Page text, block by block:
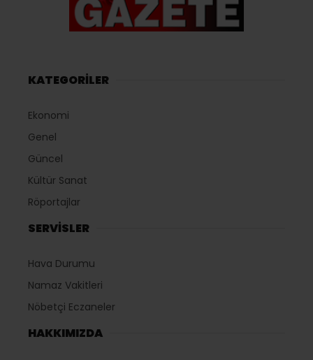
KATEGORİLER
Ekonomi
Genel
Güncel
Kültür Sanat
Röportajlar
SERVİSLER
Hava Durumu
Namaz Vakitleri
Nöbetçi Eczaneler
HAKKIMIZDA